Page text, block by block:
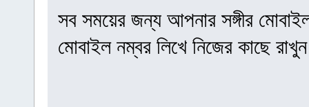
সব সময়ের জন্য আপনার সঙ্গীর
মোবাইল নম্বর লিখে নিজের কাছে